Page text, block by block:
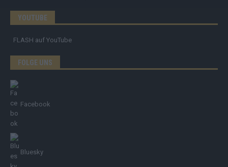
YOUTUBE
FLASH auf YouTube
FOLGE UNS
Facebook
Bluesky